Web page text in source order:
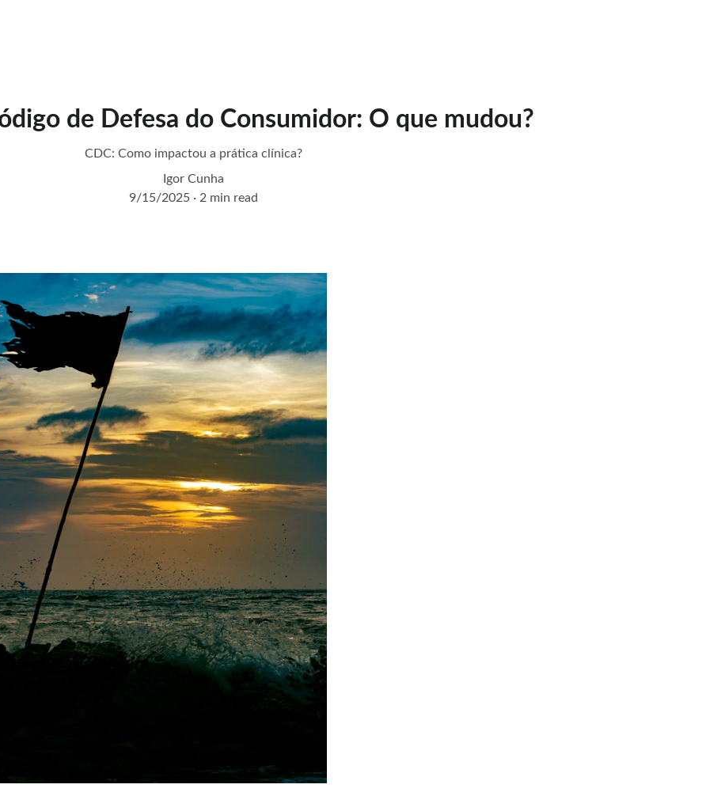
de Defesa do Consumidor: O que mudou?
CDC: Como impactou a prática clínica?
Igor Cunha
9/15/2025
2 min read